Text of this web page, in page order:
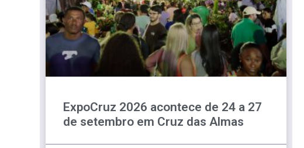
ExpoCruz 2026 acontece de 24 a 27
de setembro em Cruz das Almas